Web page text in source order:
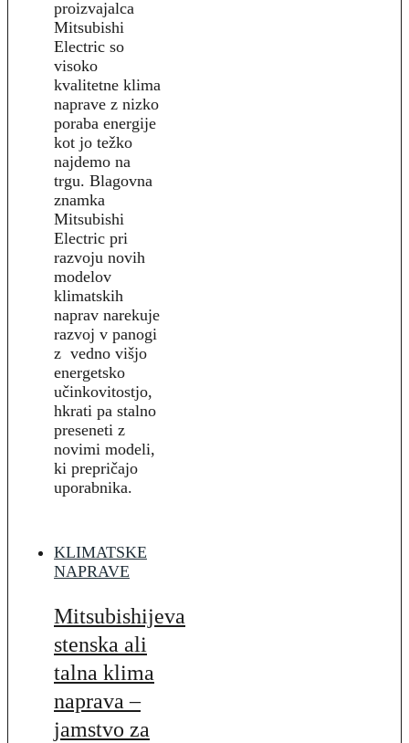
proizvajalca
Mitsubishi
Electric so
visoko
kvalitetne klima
naprave z nizko
poraba energije
kot jo težko
najdemo na
trgu. Blagovna
znamka
Mitsubishi
Electric pri
razvoju novih
modelov
klimatskih
naprav narekuje
razvoj v panogi
z vedno višjo
energetsko
učinkovitostjo,
hkrati pa stalno
preseneti z
novimi modeli,
ki prepričajo
uporabnika.
KLIMATSKE
NAPRAVE
Mitsubishijeva
stenska ali
talna klima
naprava –
jamstvo za